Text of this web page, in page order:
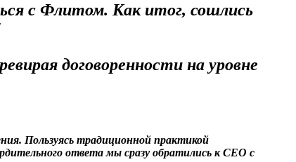
с Флитом. Как итог, сошлись
договоренности на уровне
Пользуясь традиционной практикой
ответа мы сразу обратились к СЕО с